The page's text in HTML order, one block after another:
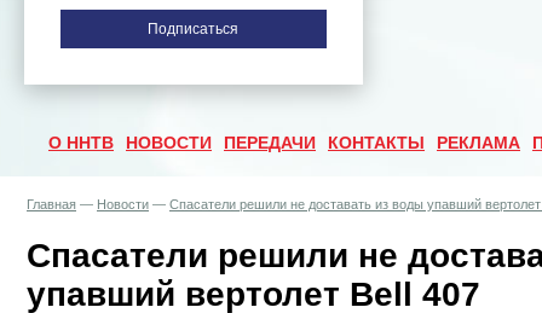
О ННТВ НОВОСТИ ПЕРЕДАЧИ КОНТАКТЫ РЕКЛАМА
Главная — Новости — Спасатели решили не доставать из воды упавший
Спасатели решили не
упавший вертолет Bell 407
Подписаться